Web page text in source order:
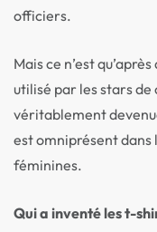
officiers.
Mais ce n’est
utilisé par les stars de
véritablement
est omniprésent dans
féminines.
Qui a inventé les t-